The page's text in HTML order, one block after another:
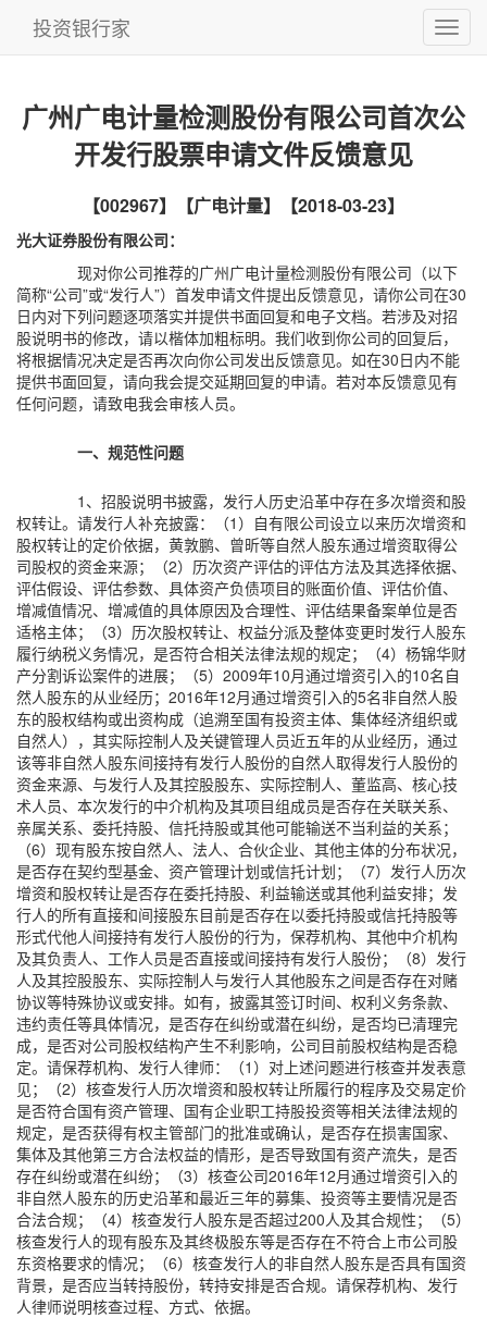
投资银行家
广州广电计量检测股份有限公司首次公
开发行股票申请文件反馈意见
【002967】【广电计量】【2018-03-23】
光大证券股份有限公司：
现对你公司推荐的广州广电计量检测股份有限公司（以下
简称“公司”或“发行人”）首发申请文件提出反馈意见，请你公司在30
日内对下列问题逐项落实并提供书面回复和电子文档。若涉及对招
股说明书的修改，请以楷体加粗标明。我们收到你公司的回复后，
将根据情况决定是否再次向你公司发出反馈意见。如在30日内不能
提供书面回复，请向我会提交延期回复的申请。若对本反馈意见有
任何问题，请致电我会审核人员。
一、规范性问题
1、招股说明书披露，发行人历史沿革中存在多次增资和股
权转让。请发行人补充披露：（1）自有限公司设立以来历次增资和
股权转让的定价依据，黄敦鹏、曾昕等自然人股东通过增资取得公
司股权的资金来源；（2）历次资产评估的评估方法及其选择依据、
评估假设、评估参数、具体资产负债项目的账面价值、评估价值、
增减值情况、增减值的具体原因及合理性、评估结果备案单位是否
适格主体；（3）历次股权转让、权益分派及整体变更时发行人股东
履行纳税义务情况，是否符合相关法律法规的规定；（4）杨锦华财
产分割诉讼案件的进展；（5）2009年10月通过增资引入的10名自
然人股东的从业经历；2016年12月通过增资引入的5名非自然人股
东的股权结构或出资构成（追溯至国有投资主体、集体经济组织或
自然人），其实际控制人及关键管理人员近五年的从业经历，通过
该等非自然人股东间接持有发行人股份的自然人取得发行人股份的
资金来源、与发行人及其控股股东、实际控制人、董监高、核心技
术人员、本次发行的中介机构及其项目组成员是否存在关联关系、
亲属关系、委托持股、信托持股或其他可能输送不当利益的关系；
（6）现有股东按自然人、法人、合伙企业、其他主体的分布状况，
是否存在契约型基金、资产管理计划或信托计划；（7）发行人历次
增资和股权转让是否存在委托持股、利益输送或其他利益安排；发
行人的所有直接和间接股东目前是否存在以委托持股或信托持股等
形式代他人间接持有发行人股份的行为，保荐机构、其他中介机构
及其负责人、工作人员是否直接或间接持有发行人股份；（8）发行
人及其控股股东、实际控制人与发行人其他股东之间是否存在对赌
协议等特殊协议或安排。如有，披露其签订时间、权利义务条款、
违约责任等具体情况，是否存在纠纷或潜在纠纷，是否均已清理完
成，是否对公司股权结构产生不利影响，公司目前股权结构是否稳
定。请保荐机构、发行人律师：（1）对上述问题进行核查并发表意
见；（2）核查发行人历次增资和股权转让所履行的程序及交易定价
是否符合国有资产管理、国有企业职工持股投资等相关法律法规的
规定，是否获得有权主管部门的批准或确认，是否存在损害国家、
集体及其他第三方合法权益的情形，是否导致国有资产流失，是否
存在纠纷或潜在纠纷；（3）核查公司2016年12月通过增资引入的
非自然人股东的历史沿革和最近三年的募集、投资等主要情况是否
合法合规；（4）核查发行人股东是否超过200人及其合规性；（5）
核查发行人的现有股东及其终极股东等是否存在不符合上市公司股
东资格要求的情况；（6）核查发行人的非自然人股东是否具有国资
背景，是否应当转持股份，转持安排是否合规。请保荐机构、发行
人律师说明核查过程、方式、依据。